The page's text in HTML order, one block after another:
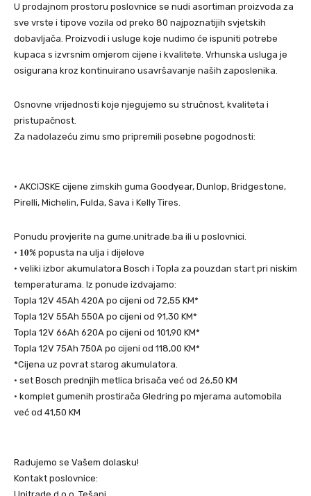
U prodajnom prostoru poslovnice se nudi asortiman proizvoda za
sve vrste i tipove vozila od preko 80 najpoznatijih svjetskih
dobavljača. Proizvodi i usluge koje nudimo će ispuniti potrebe
kupaca s izvrsnim omjerom cijene i kvalitete. Vrhunska usluga je
osigurana kroz kontinuirano usavršavanje naših zaposlenika.
Osnovne vrijednosti koje njegujemo su stručnost, kvaliteta i
pristupačnost.
Za nadolazeću zimu smo pripremili posebne pogodnosti:
• AKCIJSKE cijene zimskih guma Goodyear, Dunlop, Bridgestone,
Pirelli, Michelin, Fulda, Sava i Kelly Tires.
Ponudu provjerite na gume.unitrade.ba ili u poslovnici.
• 𝟏𝟎% popusta na ulja i dijelove
• veliki izbor akumulatora Bosch i Topla za pouzdan start pri niskim
temperaturama. Iz ponude izdvajamo:
Topla 12V 45Ah 420A po cijeni od 72,55 KM*
Topla 12V 55Ah 550A po cijeni od 91,30 KM*
Topla 12V 66Ah 620A po cijeni od 101,90 KM*
Topla 12V 75Ah 750A po cijeni od 118,00 KM*
*Cijena uz povrat starog akumulatora.
• set Bosch prednjih metlica brisača već od 26,50 KM
• komplet gumenih prostirača Gledring po mjerama automobila
već od 41,50 KM
Radujemo se Vašem dolasku!
Kontakt poslovnice: